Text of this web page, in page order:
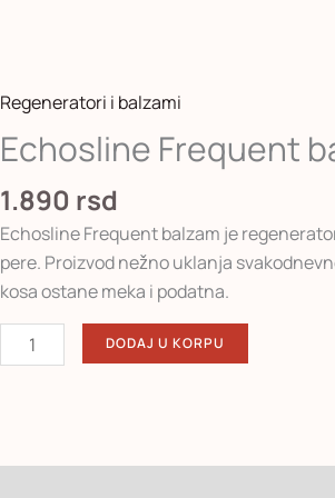
Regeneratori i balzami
Echosline Frequent
1.890 rsd
Echosline Frequent balzam je
pere. Proizvod nežno uklanja
kosa ostane meka i podatna.
Echosline
Frequent
balzam
količina
DODAJ U KORPU